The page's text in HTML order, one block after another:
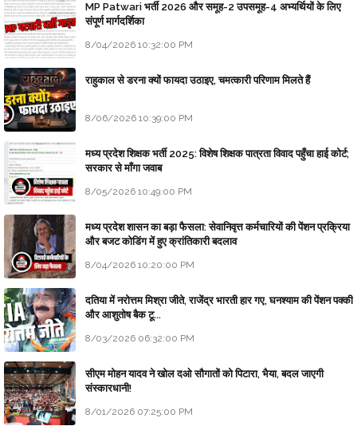
MP Patwari भर्ती 2026 और समूह-2 उपसमूह-4 अभ्यर्थियों के लिए
संपूर्ण मार्गदर्शिका
8/04/2026 10:32:00 PM
राहुकाल से डरना क्यों फायदा उठाइए, चमत्कारी परिणाम मिलते हैं
8/06/2026 10:39:00 PM
मध्य प्रदेश शिक्षक भर्ती 2025: विशेष शिक्षक पात्रता विवाद पहुँचा हाई कोर्ट;
सरकार से माँगा जवाब
8/05/2026 10:49:00 PM
मध्य प्रदेश शासन का बड़ा फैसला: सेवानिवृत्त कर्मचारियों की पेंशन प्रक्रिया
और बजट कोडिंग में हुए क्रांतिकारी बदलाव
8/04/2026 10:20:00 PM
दतिया में नरोत्तम मिश्रा जीते, राजेंद्र भारती हार गए, घनश्याम की पेंशन पक्की
और आशुतोष बैक टू...
8/03/2026 06:32:00 PM
सीएम मोहन यादव ने खोल दओ सौगातों को पिटारा, भैया, बदल जाएगी
संस्कारधानी!
8/01/2026 07:25:00 PM